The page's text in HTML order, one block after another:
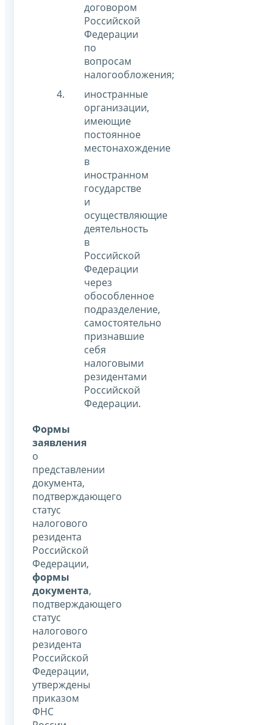
договором
Российской
Федерации
по
вопросам
налогообложения;
иностранные
организации,
имеющие
постоянное
местонахождение
в
иностранном
государстве
и
осуществляющие
деятельность
в
Российской
Федерации
через
обособленное
подразделение,
самостоятельно
признавшие
себя
налоговыми
резидентами
Российской
Федерации.
Формы
заявления
о
представлении
документа,
подтверждающего
статус
налогового
резидента
Российской
Федерации,
формы
документа,
подтверждающего
статус
налогового
резидента
Российской
Федерации,
утверждены
приказом
ФНС